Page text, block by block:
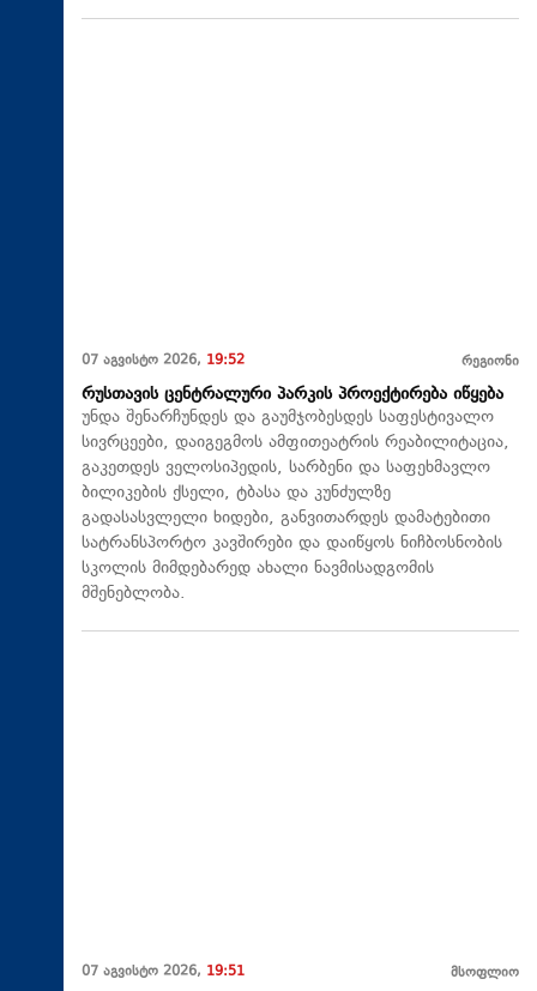
07 აგვისტო 2026, 19:52 რეგიონი
რუსთავის ცენტრალური პარკის პროექტირება იწყება
უნდა შენარჩუნდეს და გაუმჯობესდეს საფესტივალო
სივრცეები, დაიგეგმოს ამფითეატრის რეაბილიტაცია,
გაკეთდეს ველოსიპედის, სარბენი და საფეხმავლო
ბილიკების ქსელი, ტბასა და კუნძულზე
გადასასვლელი ხიდები, განვითარდეს დამატებითი
სატრანსპორტო კავშირები და დაიწყოს ნიჩბოსნობის
სკოლის მიმდებარედ ახალი ნავმისადგომის
მშენებლობა.
07 აგვისტო 2026, 19:51 მსოფლიო